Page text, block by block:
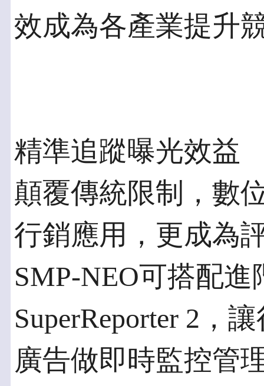
效成為各產業提升
精準追蹤曝光效益
顛覆傳統限制，數
行銷應用，更成為
SMP-NEO可搭配進
SuperReporter 2，
廣告做即時監控管